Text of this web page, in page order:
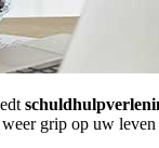
grip op uw